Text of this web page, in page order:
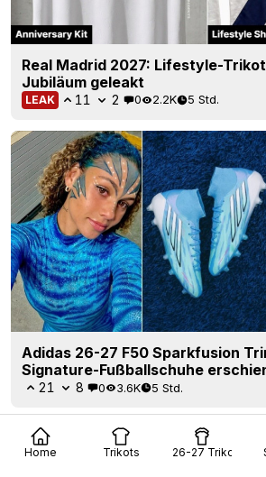
Home Trikots 26-27 Trikots
Real Madrid 2027: Lifestyle-
Jubiläum geleakt
LEAK 11 2 0 2.2K 5 Std.
Adidas 26-27 F50 Sparkfusion
Signature-Fußballschuhe
21 8 0 3.6K 5 Std.